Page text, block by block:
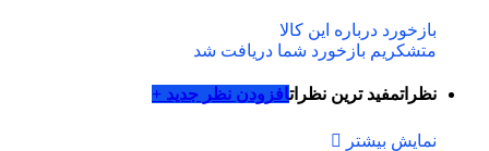
بازخورد درباره این کالا
متشکریم بازخورد شما دریافت شد
نظراتمفید ترین نظراتافزودن نظر جدید +
نمایش بیشتر